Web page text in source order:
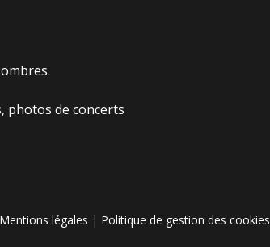
photos de concerts
Mentions légales | Politique de gestion des cookies